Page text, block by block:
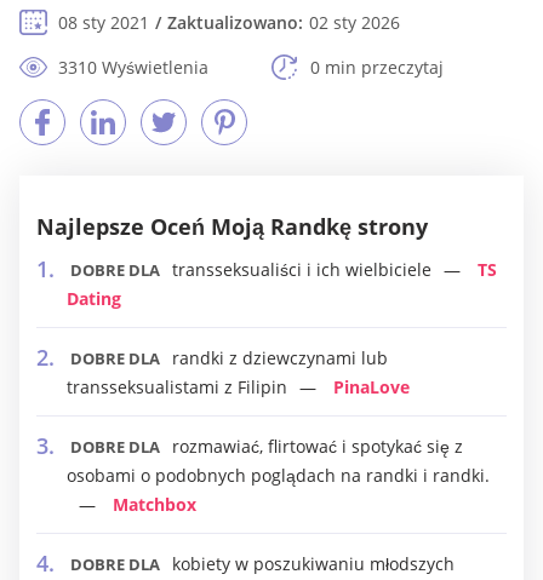
08 sty 2021
Zaktualizowano: 02 sty 2026
3310 Wyświetlenia
0 min przeczytaj
Najlepsze Oceń Moją Randkę strony
DOBRE DLA transseksualiści i ich wielbiciele
TS
Dating
DOBRE DLA
randki z dziewczynami lub
transseksualistami z Filipin
PinaLove
DOBRE DLA
rozmawiać, flirtować i spotykać się z
osobami o podobnych poglądach na randki i randki.
Matchbox
DOBRE DLA
kobiety w poszukiwaniu młodszych